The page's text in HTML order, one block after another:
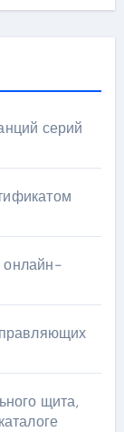
серий
онлайн-
щита,